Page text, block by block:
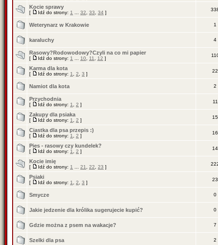
Kocie sprawy
[ Idź do strony: 1 32 33 34 ]
Weterynarz w Krakowie 1
karaluchy 4
Rasowy?Rodowodowy?Czyli na co mi papier
[ Idź do strony: 1 10 11 12 ]
Karma dla kota
[ Idź do strony: 1 2 3 ]
22
Namiot dla kota 2
Przychodnia
[ Idź do strony: 1 2 ]
11
Zakupy dla psiaka
[ Idź do strony: 1 2 ]
15
Ciastka dla psa przepis :)
[ Idź do strony: 1 2 ]
16
Pies - rasowy czy kundelek?
[ Idź do strony: 1 2 ]
14
Kocie imię
[ Idź do strony: 1 21 22 23 ]
Psiaki
[ Idź do strony: 1 2 3 ]
23
Smycze 0
Jakie jedzenie dla królika sugerujecie kupić? 0
Gdzie można z psem na wakacje? 7
Szelki dla psa 2